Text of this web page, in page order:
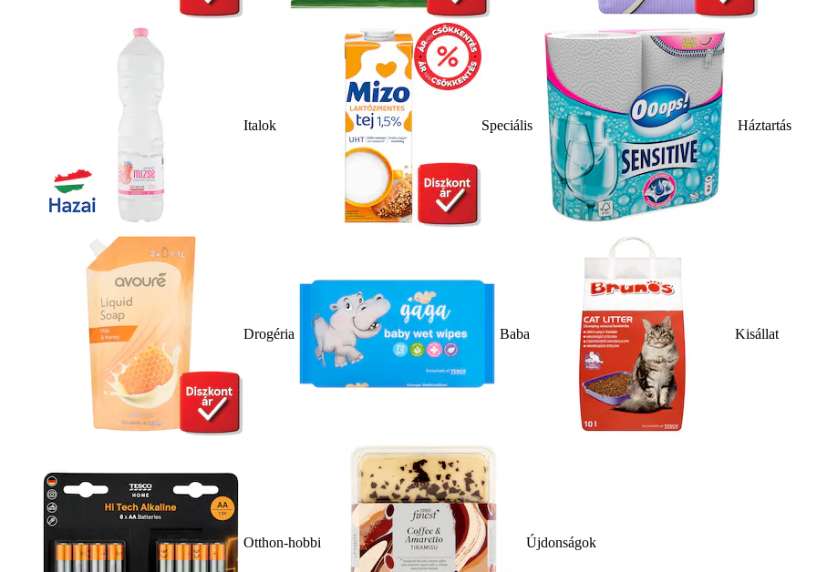
Italok Speciális Háztartás
Drogéria Baba Kisállat
Otthon-hobbi Újdonságok